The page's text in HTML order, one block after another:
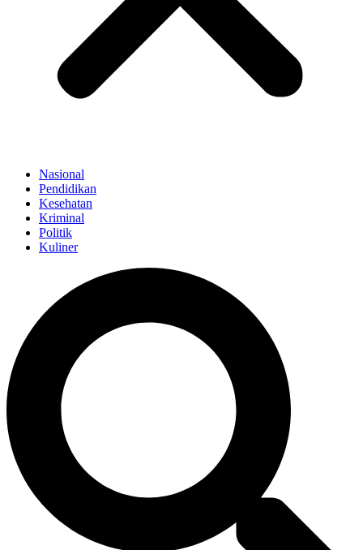
Nasional
Pendidikan
Kesehatan
Kriminal
Politik
Kuliner